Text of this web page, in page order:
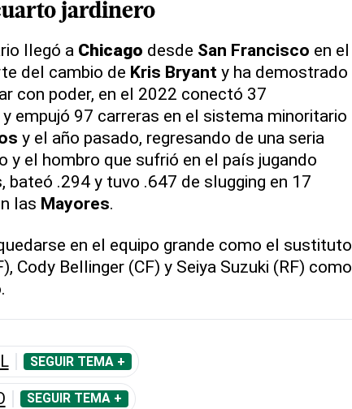
jardinero
llegó a Chicago desde San Francisco en el
del cambio de Kris Bryant y ha demostrado
con poder, en el 2022 conectó 37
empujó 97 carreras en el sistema minoritario
y el año pasado, regresando de una seria
y el hombro que sufrió en el país jugando
bateó .294 y tuvo .647 de slugging en 17
las Mayores.
en el equipo grande como el sustituto
Cody Bellinger (CF) y Seiya Suzuki (RF) como
SEGUIR TEMA +
SEGUIR TEMA +